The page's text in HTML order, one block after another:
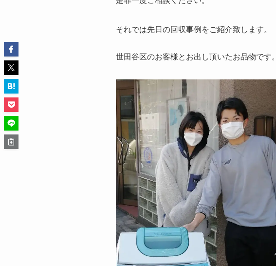
それでは先日の回収事例をご紹介致します。
世田谷区のお客様とお出し頂いたお品物です。